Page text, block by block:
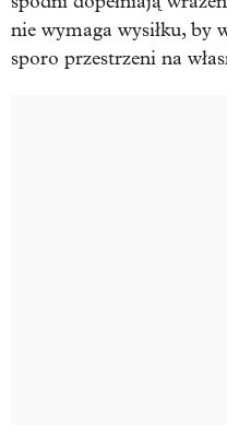
nie wymaga wysiłku, by
sporo przestrzeni na